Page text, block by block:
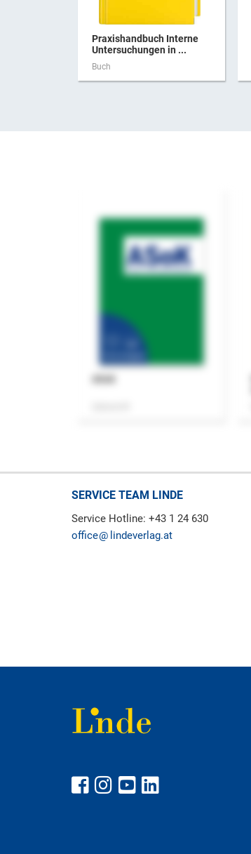
Praxishandbuch Interne
Untersuchungen in ...
Buch
SERVICE TEAM LINDE
Service Hotline: +43 1 24 630
office
lindeverlag.at